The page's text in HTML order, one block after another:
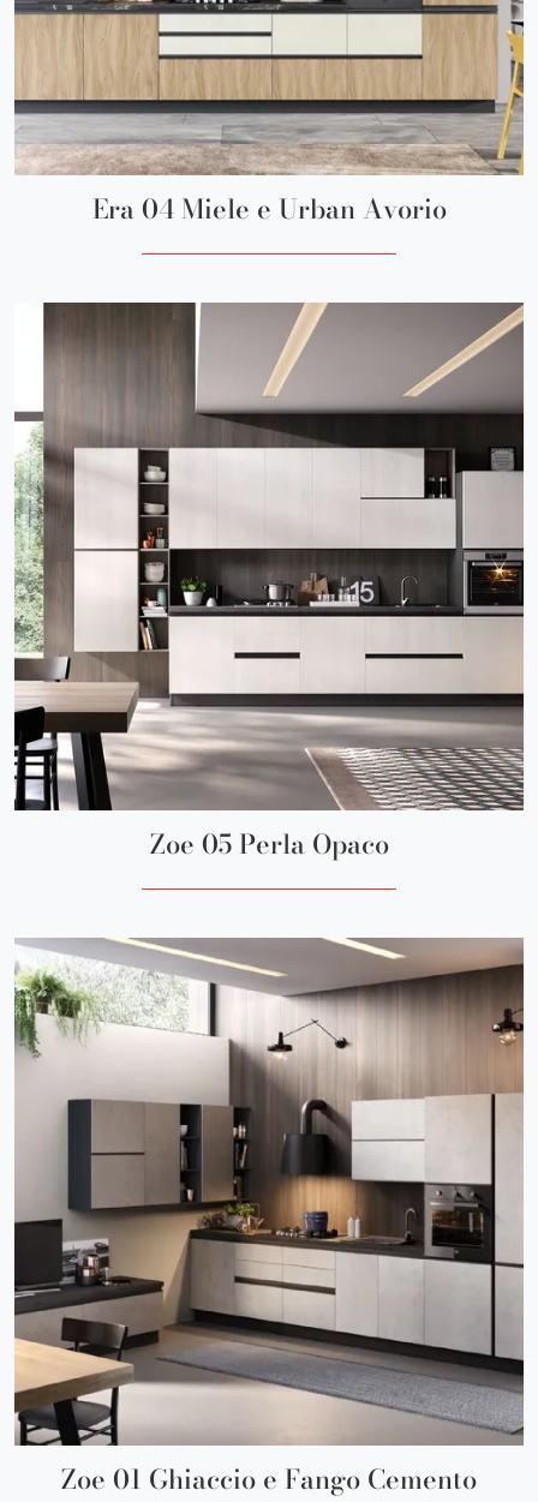
Era 04 Miele e Urban Avorio
Zoe 05 Perla Opaco
Zoe 01 Ghiaccio e Fango Cemento